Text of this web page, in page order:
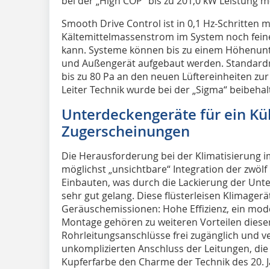
Smooth Drive Control ist in 0,1 Hz-Schritten
Kältemittelmassenstrom im System noch
kann. Systeme können bis zu einem
und Außengerät aufgebaut werden.
bis zu 80 Pa an den neuen Lüftereinheiten
Leiter Technik wurde bei der „Sigma“
Unterdeckengeräte für ein
Zugerscheinungen
Die Herausforderung bei der Klimatisierung
möglichst „unsichtbare“ Integration der
Einbauten, was durch die Lackierung der
sehr gut gelang. Diese flüsterleisen
Geräuschemissionen: Hohe Effizienz, ein
Montage gehören zu weiteren Vorteilen
Rohrleitungsanschlüsse frei zugänglich und
unkomplizierten Anschluss der Leitungen,
Kupferfarbe den Charme der Technik des 20.